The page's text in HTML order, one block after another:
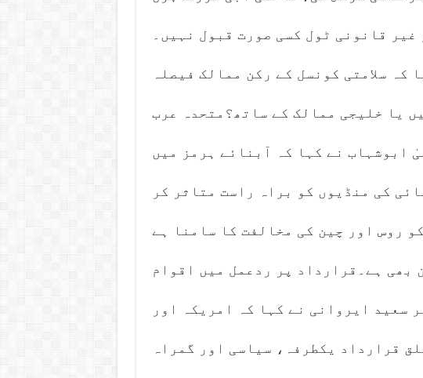
قانونی ٹول کسی صورت قبول نہیں۔
کہ سلامتی کونسل کے رکن ممالک فیصلہ
یا خلیجی ممالک کے ساتھ؟متحدہ عرب
ابوشہاب نے کہا کہ آبنائے ہرمز میں
کی منڈیوں کو براہ راست متاثر کر
روس اور چین کی مخالفت کا سامنا ہے
بھی ہے۔قرارداد پر ردعمل میں اقوام
سعید ایروانی نے کہا کہ امریکہ اور
قرارداد یکطرفہ، سیاسی اور گمراہ